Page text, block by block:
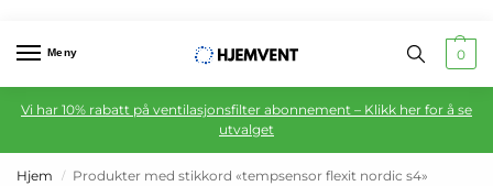
Meny 0
Vi har 10% rabatt på ventilasjonsfilter abonnement – Klikk her for å se
utvalget
Hjem / Produkter med stikkord «tempsensor flexit nordic s4»